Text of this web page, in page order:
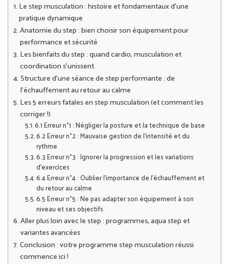
Le step musculation : histoire et fondamentaux d’une
pratique dynamique
Anatomie du step : bien choisir son équipement pour
performance et sécurité
Les bienfaits du step : quand cardio, musculation et
coordination s’unissent
Structure d’une séance de step performante : de
l’échauffement au retour au calme
Les 5 erreurs fatales en step musculation (et comment les
corriger !)
6.1 Erreur n°1 : Négliger la posture et la technique de base
6.2 Erreur n°2 : Mauvaise gestion de l’intensité et du
rythme
6.3 Erreur n°3 : Ignorer la progression et les variations
d’exercices
6.4 Erreur n°4 : Oublier l’importance de l’échauffement et
du retour au calme
6.5 Erreur n°5 : Ne pas adapter son équipement à son
niveau et ses objectifs
Aller plus loin avec le step : programmes, aqua step et
variantes avancées
Conclusion : votre programme step musculation réussi
commence ici !